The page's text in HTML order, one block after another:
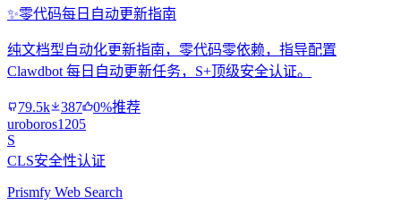
✨零代码每日自动更新指南
纯文档型自动化更新指南，零代码零依赖，指导配置
Clawdbot 每日自动更新任务，S+顶级安全认证。
79.5k 387
0%推荐
uroboros1205
S
CLS安全性认证
Prismfy Web Search